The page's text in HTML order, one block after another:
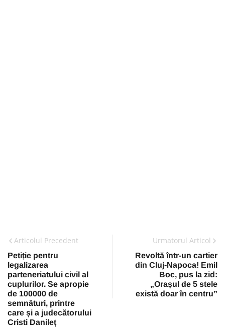
Articolul Precedent
Petiție pentru
legalizarea
parteneriatului civil al
cuplurilor. Se apropie
de 100000 de
semnături, printre
care și a judecătorului
Cristi Danileț
Urmatorul Articol
Revoltă într-un cartier
din Cluj-Napoca! Emil
Boc, pus la zid:
„Orașul de 5 stele
există doar în centru”